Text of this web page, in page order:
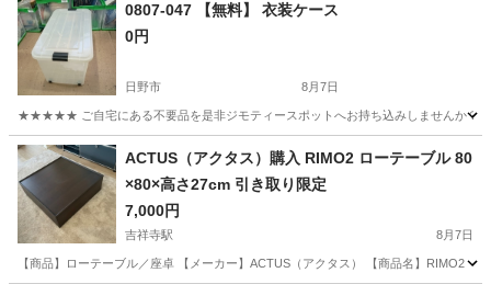
0807-047 【無料】 衣装ケース
0円
日野市 8月7日
★★★★★ ご自宅にある不要品を是非ジモティースポットへお持ち込みしませんか？
東京 日野市 現地
ACTUS（アクタス）購入 RIMO2 ローテーブル 80
×80×高さ27cm 引き取り限定
7,000円
吉祥寺駅 8月7日
【商品】ローテーブル／座卓 【メーカー】ACTUS（アクタス） 【商品名】RIMO2